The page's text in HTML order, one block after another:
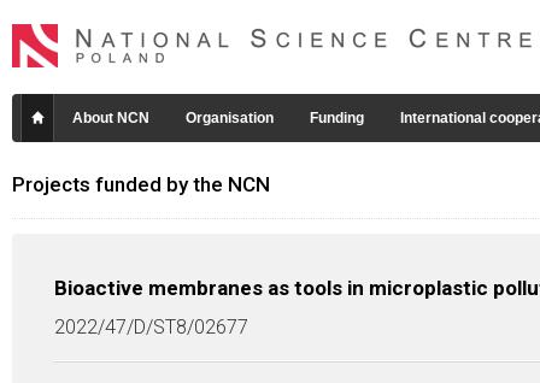
About NCN Organisation Funding International
Projects funded by the NCN
Bioactive membranes as tools in microplastic
2022/47/D/ST8/02677